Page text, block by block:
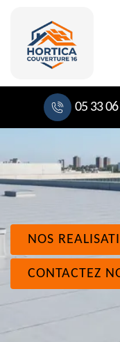
05 33
NOS
CONTACTEZ